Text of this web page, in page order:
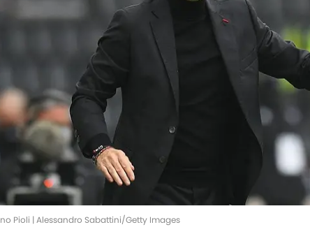
Pioli | Alessandro Sabattini/Getty Images